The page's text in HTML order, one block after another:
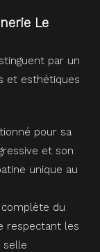
Le
par un
et esthétiques
pour sa
et son
unique au
du
respectant les
selle